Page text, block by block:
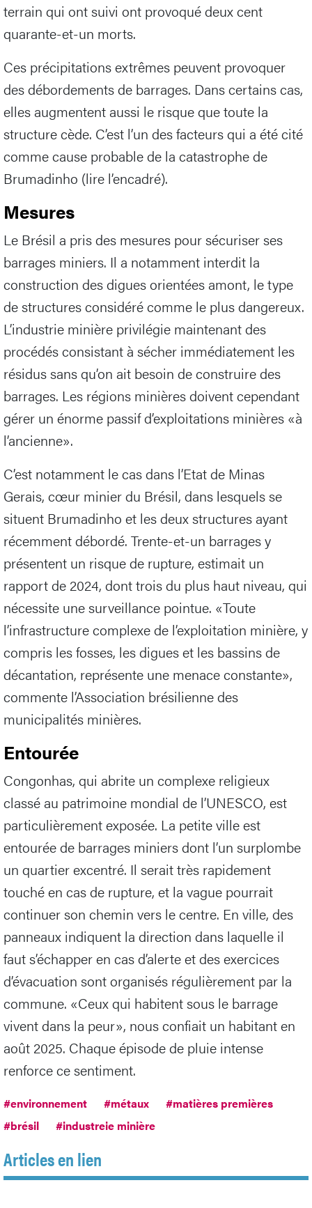
terrain qui ont suivi ont provoqué deux cent
quarante-et-un morts.
Ces précipitations extrêmes peuvent provoquer
des débordements de barrages. Dans certains cas,
elles augmentent aussi le risque que toute la
structure cède. C’est l’un des facteurs qui a été cité
comme cause probable de la catastrophe de
Brumadinho (lire l’encadré).
Mesures
Le Brésil a pris des mesures pour sécuriser ses
barrages miniers. Il a notamment interdit la
construction des digues orientées amont, le type
de structures considéré comme le plus dangereux.
L’industrie minière privilégie maintenant des
procédés consistant à sécher immédiatement les
résidus sans qu’on ait besoin de construire des
barrages. Les régions minières doivent cependant
gérer un énorme passif d’exploitations minières «à
l’ancienne».
C’est notamment le cas dans l’Etat de Minas
Gerais, cœur minier du Brésil, dans lesquels se
situent Brumadinho et les deux structures ayant
récemment débordé. Trente-et-un barrages y
présentent un risque de rupture, estimait un
rapport de 2024, dont trois du plus haut niveau, qui
nécessite une surveillance pointue. «Toute
l’infrastructure complexe de l’exploitation minière, y
compris les fosses, les digues et les bassins de
décantation, représente une menace constante»,
commente l’Association brésilienne des
municipalités minières.
Entourée
Congonhas, qui abrite un complexe religieux
classé au patrimoine mondial de l’UNESCO, est
particulièrement exposée. La petite ville est
entourée de barrages miniers dont l’un surplombe
un quartier excentré. Il serait très rapidement
touché en cas de rupture, et la vague pourrait
continuer son chemin vers le centre. En ville, des
panneaux indiquent la direction dans laquelle il
faut s’échapper en cas d’alerte et des exercices
d’évacuation sont organisés régulièrement par la
commune. «Ceux qui habitent sous le barrage
vivent dans la peur», nous confiait un habitant en
août 2025. Chaque épisode de pluie intense
renforce ce sentiment.
#environnement #métaux
#matières premières
#brésil
#industreie minière
Articles en lien